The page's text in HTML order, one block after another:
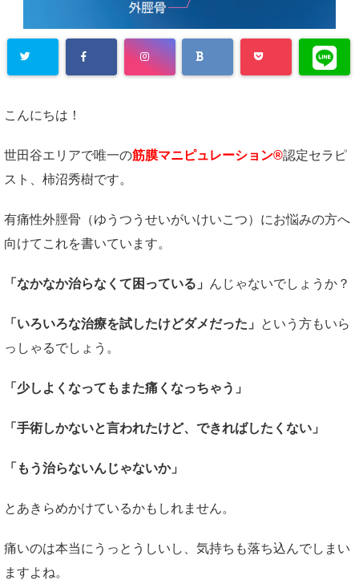
こんにちは！
世田谷エリアで唯一の筋膜マニピュレーション®認定セラピ
スト、柿沼秀樹です。
有痛性外脛骨（ゆうつうせいがいけいこつ）にお悩みの方へ
向けてこれを書いています。
「なかなか治らなくて困っている」 んじゃないでしょうか？
「いろいろな治療を試したけどダメだった」
という方もいら
っしゃるでしょう。
「少しよくなってもまた痛くなっちゃう」
「手術しかないと言われたけど、できればしたくない」
「もう治らないんじゃないか」
とあきらめかけているかもしれません。
痛いのは本当にうっとうしいし、気持ちも落ち込んでしまい
ますよね。